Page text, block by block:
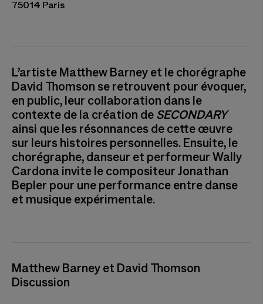
75014 Paris
L’artiste Matthew Barney et le chorégraphe
David Thomson se retrouvent pour évoquer,
en public, leur collaboration dans le
contexte de la création de SECONDARY
ainsi que les résonnances de cette œuvre
sur leurs histoires personnelles. Ensuite, le
chorégraphe, danseur et performeur Wally
Cardona invite le compositeur Jonathan
Bepler pour une performance entre danse
et musique expérimentale.
Matthew Barney et David Thomson
Discussion